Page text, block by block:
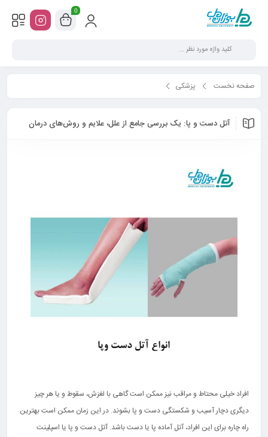
0
صفحه نخست پزشکی
آتل دست و پا: یک بررسی جامع از علل، علایم و روش‌های درمان
افراد خیلی محتاط و مراقب نیز ممکن است گاهی با لغزش، سقوط و یا هر چیز
دیگری دچار آسیب و شکستگی دست و پا بشوند. در این زمان ممکن است بهترین
راه چاره برای این افراد، آتل آماده پا یا دست باشد. آتل دست و پا یا اسپلینت